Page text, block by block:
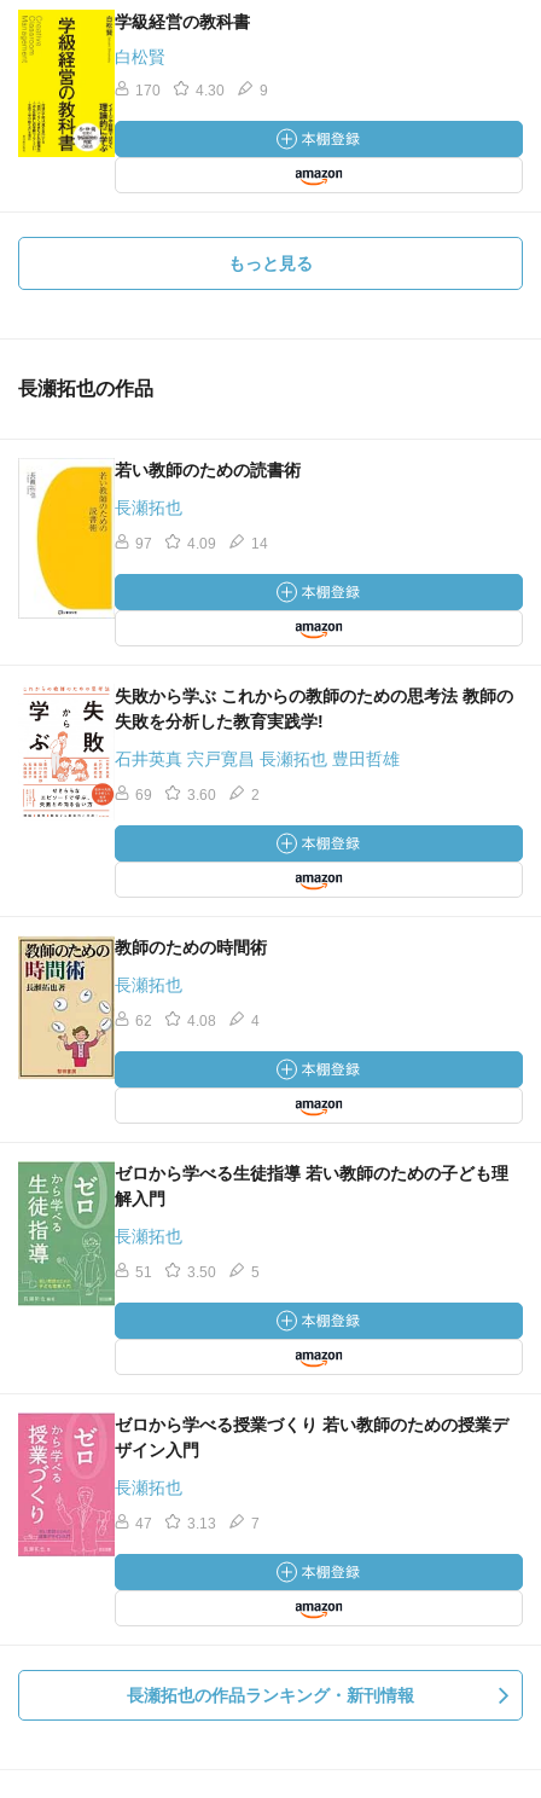
学級経営の教科書
白松賢
170 4.30 9
もっと見る
長瀬拓也の作品
若い教師のための読書術
長瀬拓也
97 4.09 14
失敗から学ぶ これからの教師のための思考法 教師の
失敗を分析した教育実践学!
石井英真 宍戸寛昌 長瀬拓也 豊田哲雄
69 3.60 2
教師のための時間術
長瀬拓也
62 4.08 4
ゼロから学べる生徒指導 若い教師のための子ども理
解入門
長瀬拓也
51 3.50 5
ゼロから学べる授業づくり 若い教師のための授業デ
ザイン入門
長瀬拓也
47 3.13 7
長瀬拓也の作品ランキング・新刊情報